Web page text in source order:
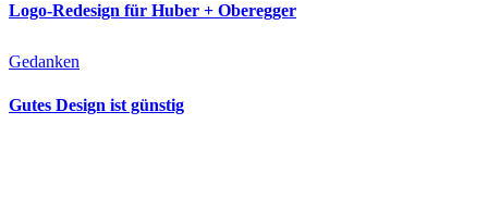
Logo-Redesign für Huber + Oberegger
Gedanken
Gutes Design ist günstig